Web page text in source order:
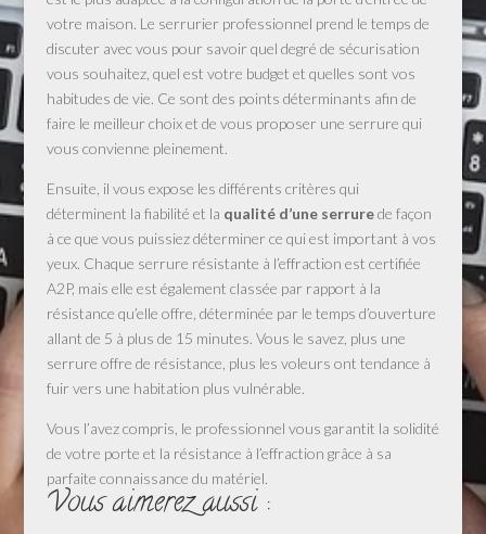
votre maison. Le serrurier professionnel prend le temps de
discuter avec vous pour savoir quel degré de sécurisation
vous souhaitez, quel est votre budget et quelles sont vos
habitudes de vie. Ce sont des points déterminants afin de
faire le meilleur choix et de vous proposer une serrure qui
vous convienne pleinement.
Ensuite, il vous expose les différents critères qui
déterminent la fiabilité et la qualité d’une serrurede façon
à ce que vous puissiez déterminer ce qui est important à vos
yeux. Chaque serrure résistante à l’effraction est certifiée
A2P, mais elle est également classée par rapport à la
résistance qu’elle offre, déterminée par le temps d’ouverture
allant de 5 à plus de 15 minutes. Vous le savez, plus une
serrure offre de résistance, plus les voleurs ont tendance à
fuir vers une habitation plus vulnérable.
Vous l’avez compris, le professionnel vous garantit la solidité
de votre porte et la résistance à l’effraction grâce à sa
parfaite connaissance du matériel.
Vous aimerez aussi :